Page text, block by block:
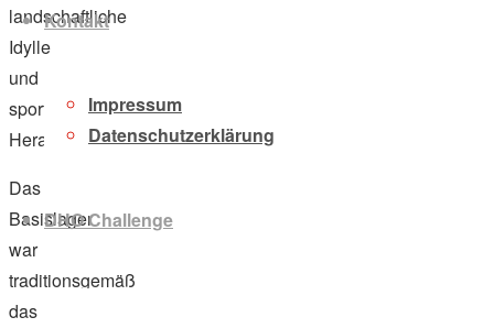
Kontakt
Impressum
Datenschutzerklärung
DHO Challenge
landschaftliche
Idylle
und
sportliche
Herausforderung.
Das
Basislager
war
traditionsgemäß
das